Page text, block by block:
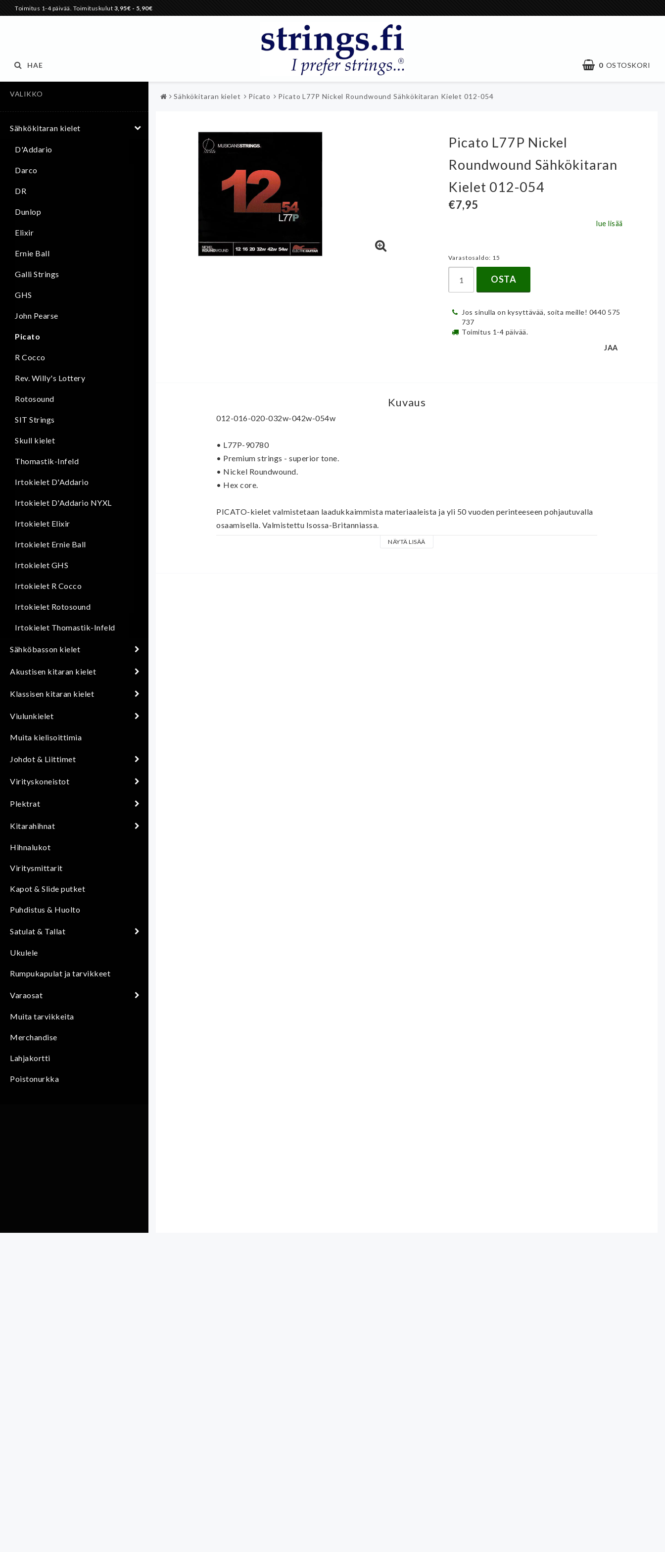
Toimitus 1-4 päivää. Toimituskulut 3,95€ - 5,90€
0 OSTOSKORI
HAE
VALIKKO
Sähkökitaran kielet
D'Addario
Darco
DR
Dunlop
Elixir
Ernie Ball
Galli Strings
GHS
John Pearse
Picato
R Cocco
Rev. Willy's Lottery
Rotosound
SIT Strings
Skull kielet
Thomastik-Infeld
Irtokielet D'Addario
Irtokielet D'Addario NYXL
Irtokielet Elixir
Irtokielet Ernie Ball
Irtokielet GHS
Irtokielet R Cocco
Irtokielet Rotosound
Irtokielet Thomastik-Infeld
Sähköbasson kielet
Akustisen kitaran kielet
Klassisen kitaran kielet
Viulunkielet
Muita kielisoittimia
Johdot & Liittimet
Virityskoneistot
Plektrat
Kitarahihnat
Hihnalukot
Viritysmittarit
Kapot & Slide putket
Puhdistus & Huolto
Satulat & Tallat
Ukulele
Rumpukapulat ja tarvikkeet
Varaosat
Muita tarvikkeita
Merchandise
Lahjakortti
Poistonurkka
Sähkökitaran kielet Picato Picato L77P Nickel Roundwound Sähkökitaran Kielet 012-054
Picato L77P Nickel
Roundwound Sähkökitaran
Kielet 012-054
€7,95
lue lisää
Varastosaldo: 15
OSTA
Jos sinulla on kysyttävää, soita meille! 0440 575
737
Toimitus 1-4 päivää.
JAA
Kuvaus
012-016-020-032w-042w-054w
• L77P-90780
• Premium strings - superior tone.
• Nickel Roundwound.
• Hex core.
PICATO-kielet valmistetaan laadukkaimmista materiaaleista ja yli 50 vuoden perinteeseen pohjautuvalla
osaamisella. Valmistettu Isossa-Britanniassa.
NÄYTÄ LISÄÄ